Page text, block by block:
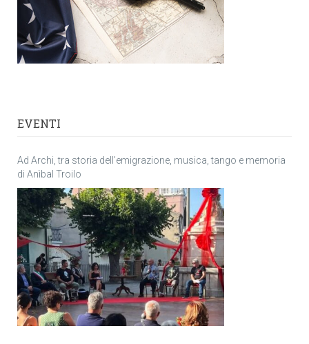
EVENTI
Ad Archi, tra storia dell’emigrazione, musica, tango e memoria
di Anìbal Troilo